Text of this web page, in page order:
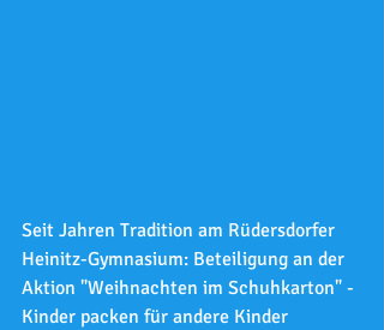
Seit Jahren Tradition am Rüdersdorfer
Heinitz-Gymnasium: Beteiligung an der
Aktion "Weihnachten im Schuhkarton" -
Kinder packen für andere Kinder